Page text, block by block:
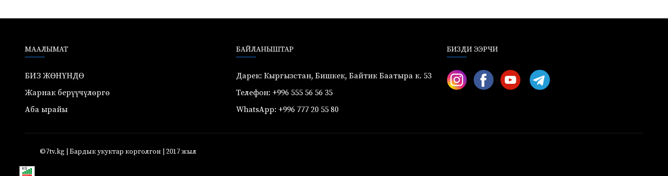
МААЛЫМАТ
БИЗ ЖӨНҮНДӨ
Жарнак берүүчүлөргө
Аба ырайы
БАЙЛАНЫШТАР
Дарек: Кыргызстан, Бишкек, Байтик Баатыра к. 53
Телефон: +996 555 56 56 35
WhatsApp: +996 777 20 55 80
БИЗДИ ЭЭРЧИ
©7tv.kg | Бардык укуктар корголгон | 2017 жыл